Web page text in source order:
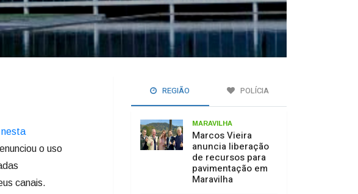
o uso
canais.
REGIÃO POLÍCIA
MARAVILHA
Marcos Vieira
anuncia liberação
de recursos para
pavimentação em
Maravilha